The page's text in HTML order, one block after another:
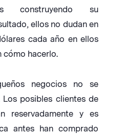
construyendo su
ellos no dudan en
cada año en ellos
cómo hacerlo.
negocios no se
Los posibles clientes de
reservadamente y es
antes han comprado